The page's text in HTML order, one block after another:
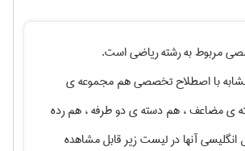
مربوط به رشتهرياضیاست.
با اصطلاح تخصصیهم مجموعه ی
ی مضاعف ، هم دسته ی دو طرفه ، هم رده
انگلیسی آنها در لیست زیر قابل مشاهده